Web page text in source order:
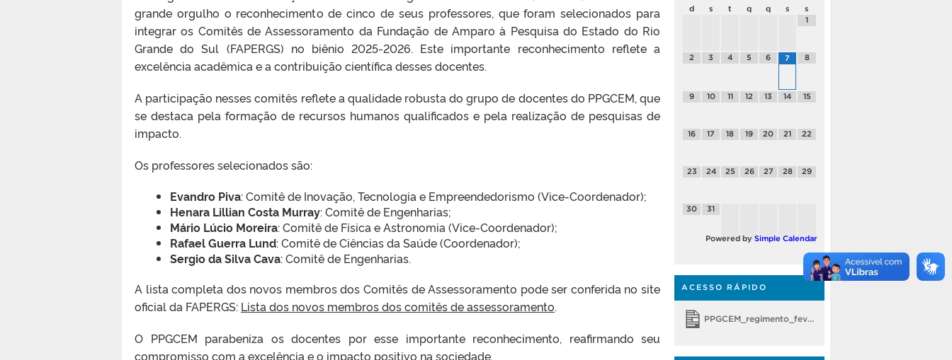
grande orgulho o reconhecimento de cinco de seus professores, que foram selecionados para
integrar os Comitês de Assessoramento da Fundação de Amparo à Pesquisa do Estado do Rio
Grande do Sul (FAPERGS) no biênio 2025-2026. Este importante reconhecimento reflete a
excelência acadêmica e a contribuição científica desses docentes.
A participação nesses comitês reflete a qualidade robusta do grupo de docentes do PPGCEM, que
se destaca pela formação de recursos humanos qualificados e pela realização de pesquisas de
impacto.
Os professores selecionados são:
Evandro Piva: Comitê de Inovação, Tecnologia e Empreendedorismo (Vice-Coordenador);
Henara Lillian Costa Murray: Comitê de Engenharias;
Mário Lúcio Moreira: Comitê de Física e Astronomia (Vice-Coordenador);
Rafael Guerra Lund: Comitê de Ciências da Saúde (Coordenador);
Sergio da Silva Cava: Comitê de Engenharias.
A lista completa dos novos membros dos Comitês de Assessoramento pode ser conferida no site
oficial da FAPERGS: Lista dos novos membros dos comitês de assessoramento.
O PPGCEM parabeniza os docentes por esse importante reconhecimento, reafirmando seu
compromisso com a excelência e o impacto positivo na sociedade.
d s t q q s
s
1
2 3 4 5 6 7 8
9 10 11 12 13 14 15
16 17 18 19 20 21 22
23 24 25 26 27 28 29
30 31
Powered by Simple Calendar
ACESSO RÁPIDO
PPGCEM_regimento_fevereiro 2018